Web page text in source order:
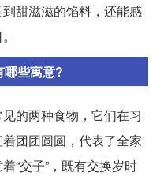
甜滋滋的馅料，还能感
哪些寓意?
的两种食物，它们在习
团团圆圆，代表了全家
“交子”，既有交换岁时